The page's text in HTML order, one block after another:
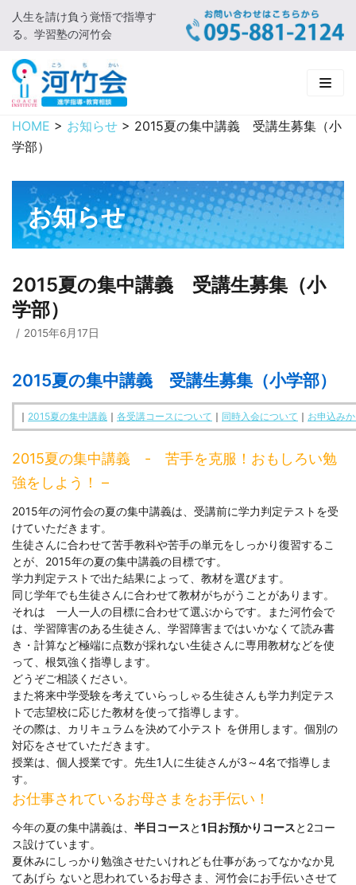
コ
ン
テ
ン
ツ
に
ス
ッ
人生を請け負う覚悟で指導す
る。学習塾の河竹会
HOME
□ お知らせ
□ 河竹会ブログ
河竹会について
□ ごあいさつ
□ 河竹会について
□ 入会について
受講コース
□ 小学部
□ 中学部
□ 有料体験指導
実 績
□ 実績ご紹介
教育相談
HOME > お知らせ > 2015夏の集中講義 受講生募集（小
学部）
お知らせ
2015夏の集中講義 受講生募集（小
学部）
2015年6月17日
2015夏の集中講義 受講生募集（小学部）
｜ 2015夏の集中講義 ｜ 各受講コースについて ｜ 同時入会について ｜ お申込み
2015夏の集中講義 - 苦手を克服！おもしろい勉
強をしよう！ –
2015年の河竹会の夏の集中講義は、受講前に学力判定テストを受
けていただきます。
生徒さんに合わせて苦手教科や苦手の単元をしっかり復習するこ
とが、2015年の夏の集中講義の目標です。
学力判定テストで出た結果によって、教材を選びます。
同じ学年でも生徒さんに合わせて教材がちがうことがあります。
それは 一人一人の目標に合わせて選ぶからです。また河竹会で
は、学習障害のある生徒さん、学習障害まではいかなくて読み書
き・計算など極端に点数が採れない生徒さんに専用教材などを使
って、根気強く指導します。
どうぞご相談ください。
また将来中学受験を考えていらっしゃる生徒さんも学力判定テス
トで志望校に応じた教材を使って指導します。
その際は、カリキュラムを決めて小テスト を併用します。個別の
対応をさせていただきます。
授業は、個人授業です。先生1人に生徒さんが3～4名で指導しま
す。
お仕事されているお母さまをお手伝い！
今年の夏の集中講義は、 半日コースと1日お預かりコースと2コー
ス設けています。
夏休みにしっかり勉強させたいけれども仕事があってなかなか見
てあげら ないと思われているお母さま、河竹会にお手伝いさせて